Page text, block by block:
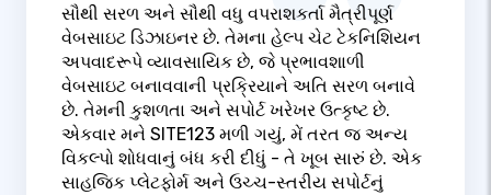
સૌથી સરળ અને સૌથી વધુ વપરાશકર્તા મૈત્રીપૂર્ણ
વેબસાઇટ ડિઝાઇનર છે. તેમના હેલ્પ ચેટ ટેકનિશિયન
અપવાદરૂપે વ્યાવસાયિક છે, જે પ્રભાવશાળી
વેબસાઇટ બનાવવાની પ્રક્રિયાને અતિ સરળ બનાવે
છે. તેમની કુશળતા અને સપોર્ટ ખરેખર ઉત્કૃષ્ટ છે.
એકવાર મને SITE123 મળી ગયું, મેં તરત જ અન્ય
વિકલ્પો શોધવાનું બંધ કરી દીધું - તે ખૂબ સારું છે. એક
સાહજિક પ્લેટફોર્મ અને ઉચ્ચ-સ્તરીય સપોર્ટનું